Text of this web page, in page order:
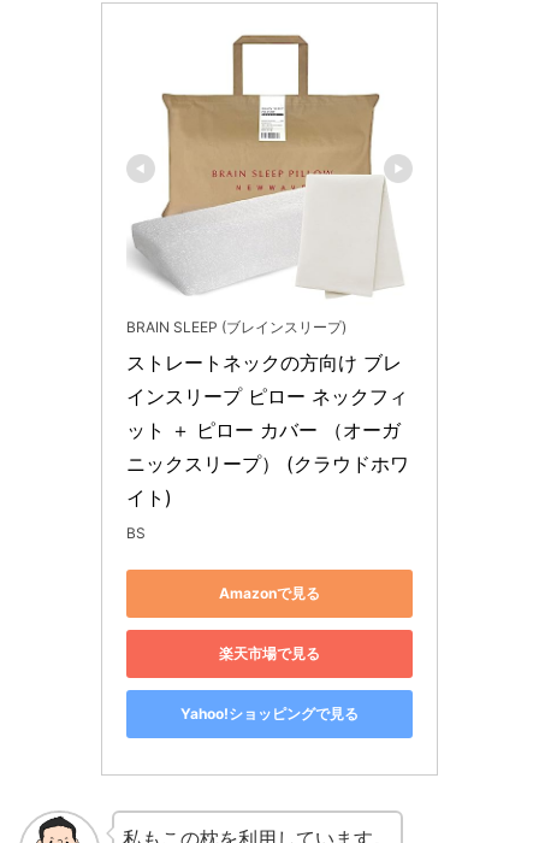
BRAIN SLEEP (ブレインスリープ)
ストレートネックの方向け ブレ
インスリープ ピロー ネックフィ
ット ＋ ピロー カバー （オーガ
ニックスリープ） (クラウドホワ
イト)
BS
Amazonで見る
楽天市場で見る
Yahoo!ショッピングで見る
私もこの枕を利用しています。